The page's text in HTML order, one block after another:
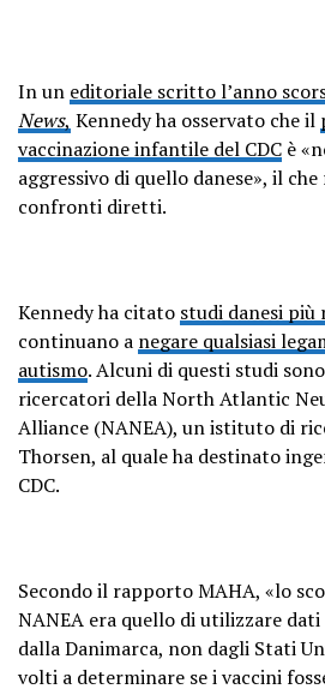
In un editoriale scritto l’anno
News, Kennedy ha osservato che il
vaccinazione infantile del CDC è
aggressivo di quello danese», il
confronti diretti.
Kennedy ha citato studi danesi più
continuano a negare qualsiasi
autismo. Alcuni di questi studi
ricercatori della North Atlantic
Alliance (NANEA), un istituto di
Thorsen, al quale ha destinato
CDC.
Secondo il rapporto MAHA, «lo
NANEA era quello di utilizzare
dalla Danimarca, non dagli Stati
volti a determinare se i vaccini